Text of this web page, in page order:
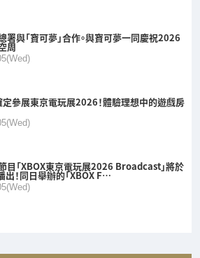
署與「寶可夢」合作。與寶可夢一同慶祝2026
周
定參展東京電玩展2026！體驗理想中的遊戲房
目「XBOX東京電玩展2026 Broadcast」將於
！同日舉辦的「XBOX F…